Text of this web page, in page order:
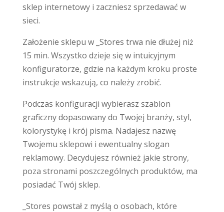
sklep internetowy i zaczniesz sprzedawać w
sieci.
Założenie sklepu w _Stores trwa nie dłużej niż
15 min. Wszystko dzieje się w intuicyjnym
konfiguratorze, gdzie na każdym kroku proste
instrukcje wskazują, co należy zrobić.
Podczas konfiguracji wybierasz szablon
graficzny dopasowany do Twojej branży, styl,
kolorystykę i krój pisma. Nadajesz nazwę
Twojemu sklepowi i ewentualny slogan
reklamowy. Decydujesz również jakie strony,
poza stronami poszczególnych produktów, ma
posiadać Twój sklep.
_Stores powstał z myślą o osobach, które